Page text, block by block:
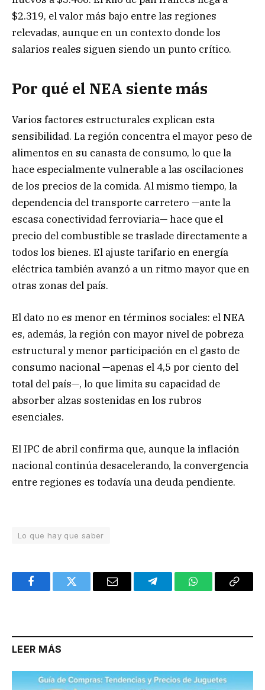
$2.319, el valor más bajo entre las regiones
relevadas, aunque en un contexto donde los
salarios reales siguen siendo un punto crítico.
Por qué el NEA siente más
Varios factores estructurales explican esta
sensibilidad. La región concentra el mayor peso de
alimentos en su canasta de consumo, lo que la
hace especialmente vulnerable a las oscilaciones
de los precios de la comida. Al mismo tiempo, la
dependencia del transporte carretero —ante la
escasa conectividad ferroviaria— hace que el
precio del combustible se traslade directamente a
todos los bienes. El ajuste tarifario en energía
eléctrica también avanzó a un ritmo mayor que en
otras zonas del país.
El dato no es menor en términos sociales: el NEA
es, además, la región con mayor nivel de pobreza
estructural y menor participación en el gasto de
consumo nacional —apenas el 4,5 por ciento del
total del país—, lo que limita su capacidad de
absorber alzas sostenidas en los rubros
esenciales.
El IPC de abril confirma que, aunque la inflación
nacional continúa desacelerando, la convergencia
entre regiones es todavía una deuda pendiente.
Lo que hay que saber
FacebookTwitter Email TelegramWhatsAppCopy
LEER MÁS